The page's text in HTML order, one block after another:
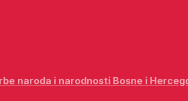
naroda i narodnosti Bosne i